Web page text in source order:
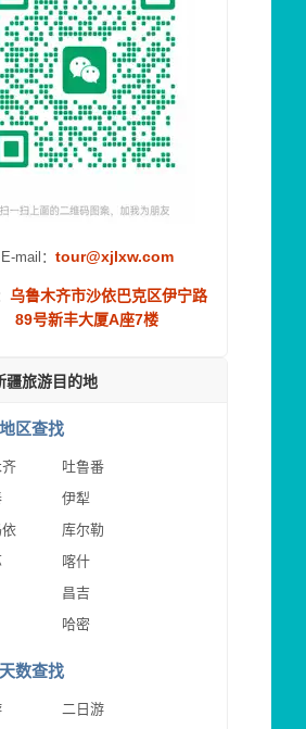
E-mail： tour@xjlxw.com
乌鲁木齐市沙依巴克区伊宁路
89号新丰大厦A座7楼
疆旅游目的地
区查找
吐鲁番
伊犁
库尔勒
喀什
昌吉
哈密
数查找
二日游